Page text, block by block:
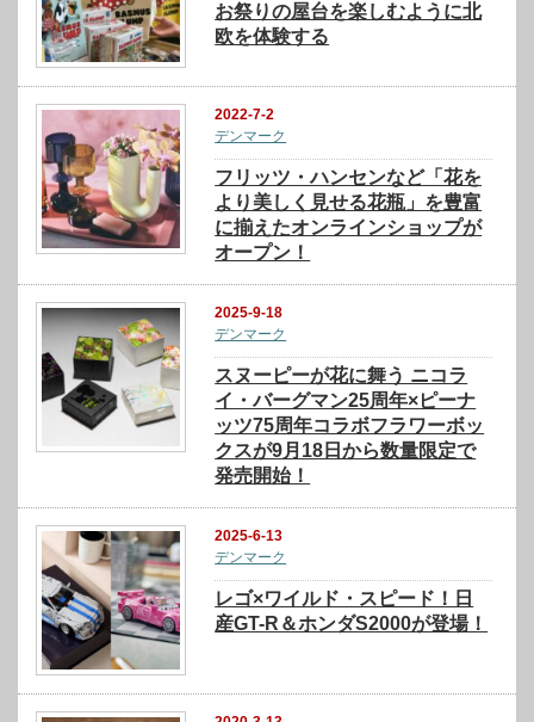
お祭りの屋台を楽しむように北
欧を体験する
2022-7-2
デンマーク
フリッツ・ハンセンなど「花を
より美しく見せる花瓶」を豊富
に揃えたオンラインショップが
オープン！
2025-9-18
デンマーク
スヌーピーが花に舞う ニコラ
イ・バーグマン25周年×ピーナ
ッツ75周年コラボフラワーボッ
クスが9月18日から数量限定で
発売開始！
2025-6-13
デンマーク
レゴ×ワイルド・スピード！日
産GT-R＆ホンダS2000が登場！